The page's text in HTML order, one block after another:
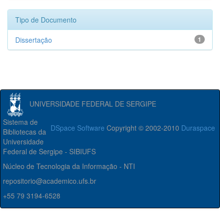
Tipo de Documento
1
Dissertação
UNIVERSIDADE FEDERAL DE SERGIPE
DSpace Software Copyright © 2002-2010 Duraspace
Sistema de
Bibliotecas da
Universidade
Federal de Sergipe - SIBIUFS
Núcleo de Tecnologia da Informação - NTI
repositorio@academico.ufs.br
+55 79 3194-6528